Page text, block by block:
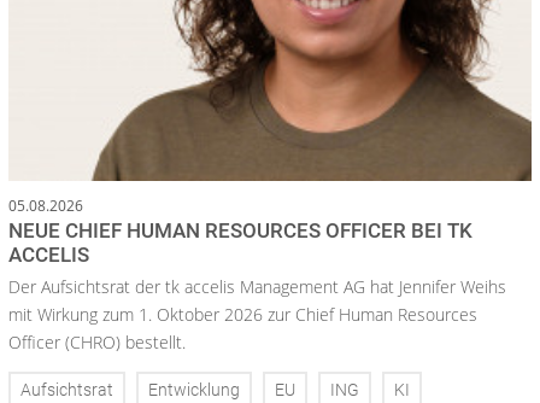
05.08.2026
NEUE CHIEF HUMAN RESOURCES OFFICER BEI TK
ACCELIS
Der Aufsichtsrat der tk accelis Management AG hat Jennifer Weihs
mit Wirkung zum 1. Oktober 2026 zur Chief Human Resources
Officer (CHRO) bestellt.
Aufsichtsrat Entwicklung EU ING KI